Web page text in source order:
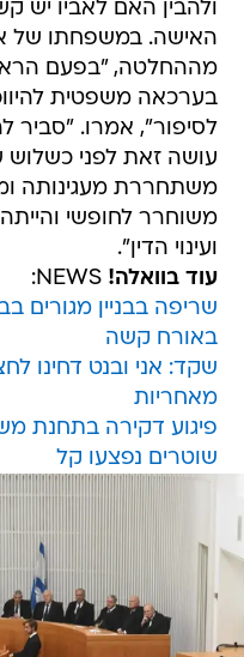
ולהבין האם לאביו יש
האישה. במשפחתו של
מההחלטה, "בפעם
בערכאה משפטית
לסיפור", אמרו. "סביר
עושה זאת לפני כשלוש
משתחררת מעגינותה
משוחרר לחופשי
ועינוי הדין".
עוד בוואלה! NEWS:
שריפה בבניין מגורים
באורח קשה
שקד: אני ובנט דחינו
מאחריות
פיגוע דקירה בתחנת
שוטרים נפצעו קל